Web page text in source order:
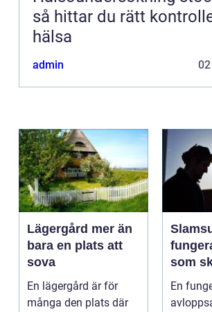
så hittar du rätt
hälsa
admin
Lägergård mer än
bara en plats att
sova
En lägergård är för
många den plats där
som
hus
En